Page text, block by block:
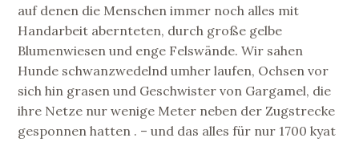
auf denen die Menschen immer noch alles mit
Handarbeit abernteten, durch große gelbe
Blumenwiesen und enge Felswände. Wir sahen
Hunde schwanzwedelnd umher laufen, Ochsen vor
sich hin grasen und Geschwister von Gargamel, die
ihre Netze nur wenige Meter neben der Zugstrecke
gesponnen hatten . – und das alles für nur 1700 kyat